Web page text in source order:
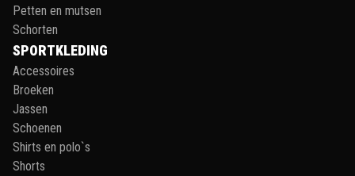
Petten en mutsen
Schorten
SPORTKLEDING
Accessoires
Broeken
Jassen
Schoenen
Shirts en polo`s
Shorts